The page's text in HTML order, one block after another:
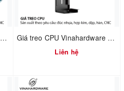
Bộ tăng chỉnh M10 kèm pát chữ U Vinahardware 2702.1.11050 Giá treo CPU Vinahardware mã 4100.1.33001
Liên hệ